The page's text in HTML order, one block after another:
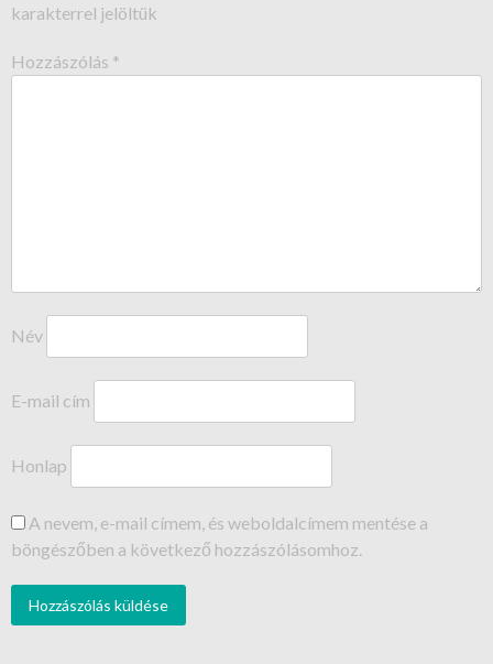
karakterrel jelöltük
Hozzászólás *
Név
E-mail cím
Honlap
A nevem, e-mail címem, és weboldalcímem mentése a
böngészőben a következő hozzászólásomhoz.